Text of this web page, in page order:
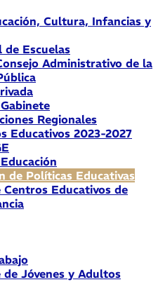
Cultura, Infancias y
de Escuelas
Administrativo de la
Regionales
Educativos 2023-2027
de Políticas Educativas
Centros Educativos de
de Jóvenes y Adultos